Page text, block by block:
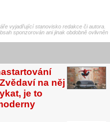
vyjadřující stanovisko redakce či autora.
sponzorován ani jinak obdobně ovlivněn
na něj
je to